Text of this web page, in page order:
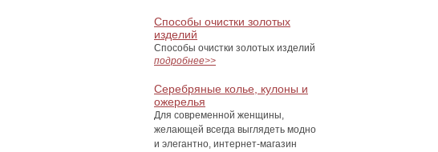
Способы очистки золотых
изделий
Способы очистки золотых изделий
подробнее>>
Серебряные колье, кулоны и
ожерелья
Для современной женщины,
желающей всегда выглядеть модно
и элегантно, интернет-магазин